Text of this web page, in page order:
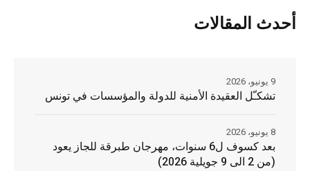
أحدث المقالات
تشكـّل العقيدة الأمنية للدولة والمؤسسات في تونس
9 يونيو، 2026
بعد كسوف ل6 سنوات، مهرجان طبرقة للجاز يعود
(من 2 الى 9 جويلية 2026)
8 يونيو، 2026